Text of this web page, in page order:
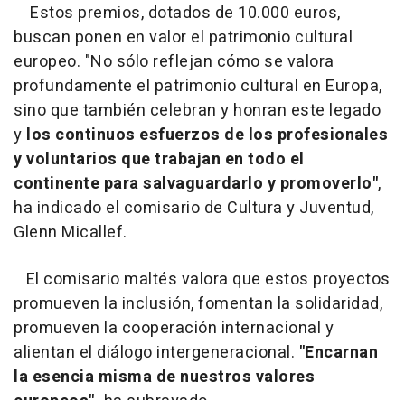
Estos premios, dotados de 10.000 euros,
buscan ponen en valor el patrimonio cultural
europeo. "No sólo reflejan cómo se valora
profundamente el patrimonio cultural en Europa,
sino que también celebran y honran este legado
y los continuos esfuerzos de los profesionales
y voluntarios que trabajan en todo el
continente para salvaguardarlo y promoverlo",
ha indicado el comisario de Cultura y Juventud,
Glenn Micallef.
El comisario maltés valora que estos proyectos
promueven la inclusión, fomentan la solidaridad,
promueven la cooperación internacional y
alientan el diálogo intergeneracional. "Encarnan
la esencia misma de nuestros valores